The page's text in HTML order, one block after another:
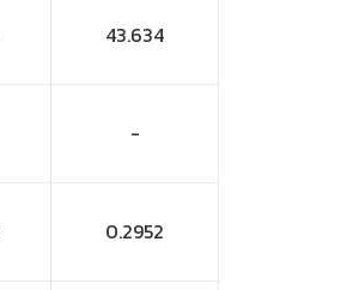
43.634
-
0.2952